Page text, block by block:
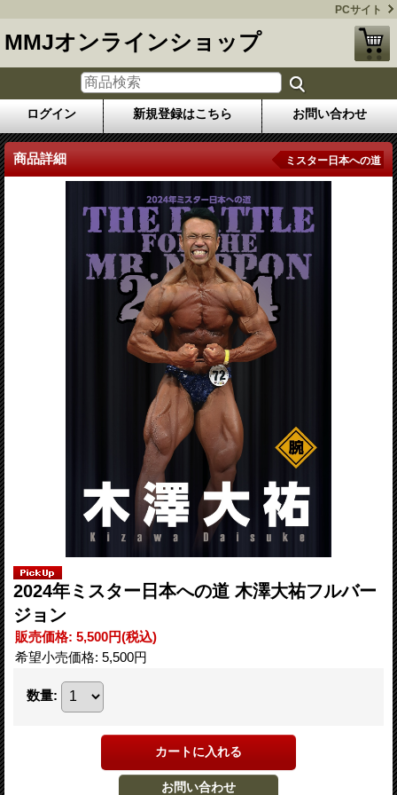
PCサイト
MMJオンラインショップ
ログイン 新規登録はこちら お問い合わせ
商品詳細 ミスター日本への道
2024年ミスター日本への道 木澤大祐フルバー
ジョン
販売価格: 5,500円(税込)
希望小売価格: 5,500円
数量: